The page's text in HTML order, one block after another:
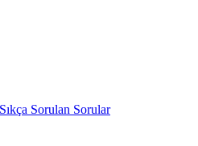
Sorulan Sorular